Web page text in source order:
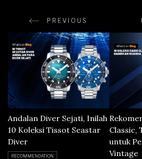
PREVIOUS
Andalan Diver Sejati, Inilah
10 Koleksi Tissot Seastar
Diver
RECOMMENDATION
Classic,
untuk
Vintage